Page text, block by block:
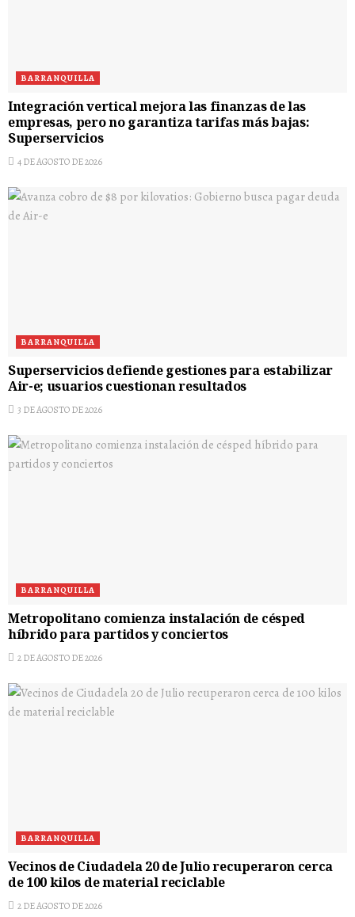
BARRANQUILLA
Integración vertical mejora las finanzas de las
empresas, pero no garantiza tarifas más bajas:
Superservicios
4 DE AGOSTO DE 2026
BARRANQUILLA
Superservicios defiende gestiones para estabilizar
Air-e; usuarios cuestionan resultados
3 DE AGOSTO DE 2026
BARRANQUILLA
Metropolitano comienza instalación de césped
híbrido para partidos y conciertos
2 DE AGOSTO DE 2026
BARRANQUILLA
Vecinos de Ciudadela 20 de Julio recuperaron cerca
de 100 kilos de material reciclable
2 DE AGOSTO DE 2026